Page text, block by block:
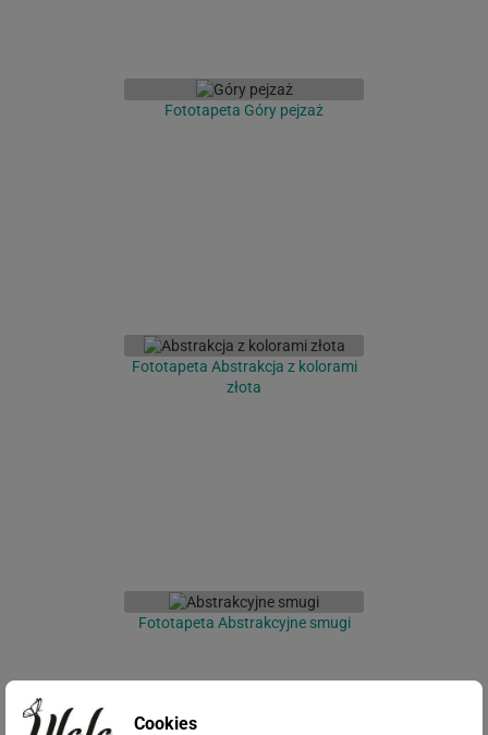
Fototapeta Góry pejzaż
Fototapeta Abstrakcja z kolorami
złota
Fototapeta Abstrakcyjne smugi
Cookies